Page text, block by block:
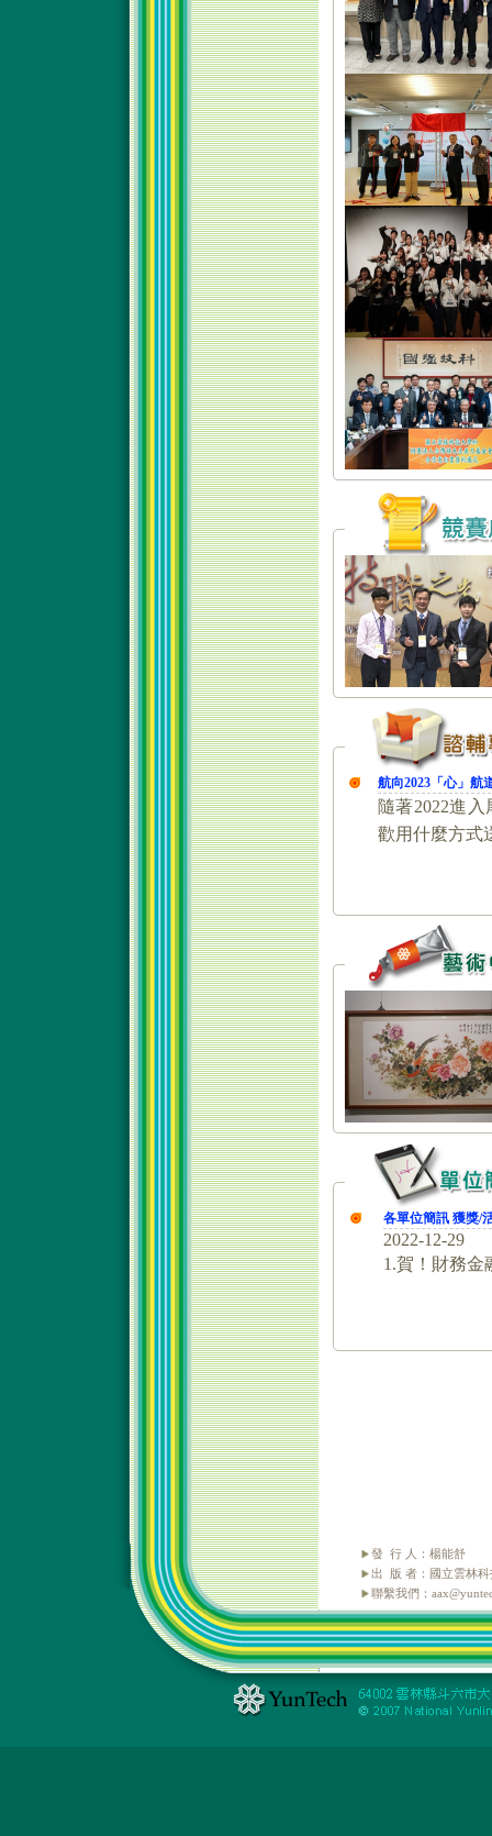
發 行 人：楊能舒
出 版 者：國立雲林科
聯繫我們：